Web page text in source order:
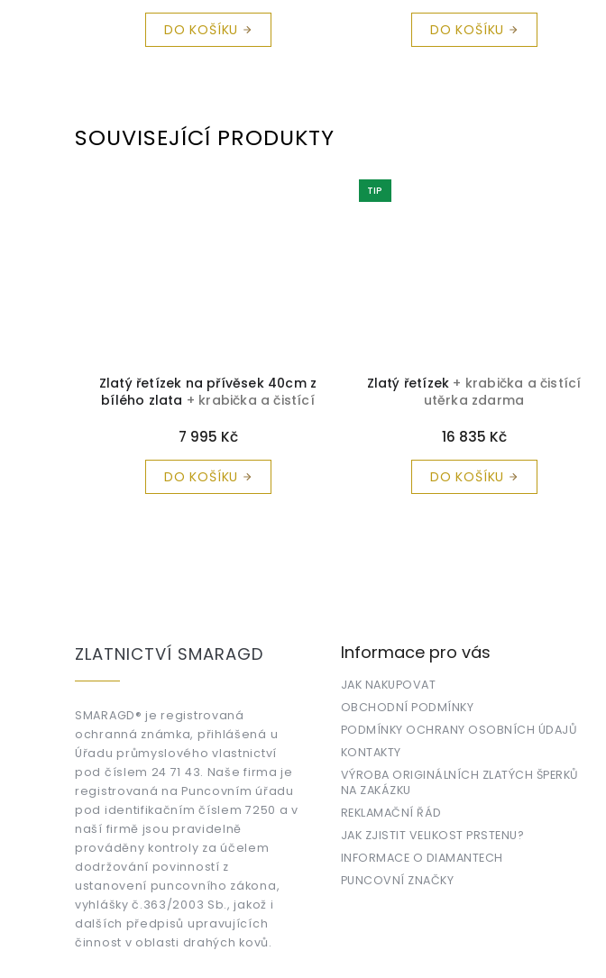
DO KOŠÍKU DO KOŠÍKU
SOUVISEJÍCÍ PRODUKTY
Zlatý řetízek na přívěsek 40cm z
bílého zlata + krabička a čistící
7 995 Kč
DO KOŠÍKU
TIP
Zlatý řetízek + krabička a čistící
utěrka zdarma
16 835 Kč
DO KOŠÍKU
ZLATNICTVÍ SMARAGD
SMARAGD® je registrovaná
ochranná známka, přihlášená u
Úřadu průmyslového vlastnictví
pod číslem 24 71 43. Naše firma je
registrovaná na Puncovním úřadu
pod identifikačním číslem 7250 a v
naší firmě jsou pravidelně
prováděny kontroly za účelem
dodržování povinností z
ustanovení puncovního zákona,
vyhlášky č.363/2003 Sb., jakož i
dalších předpisů upravujících
činnost v oblasti drahých kovů.
Informace pro vás
JAK NAKUPOVAT
OBCHODNÍ PODMÍNKY
PODMÍNKY OCHRANY OSOBNÍCH ÚDAJŮ
KONTAKTY
VÝROBA ORIGINÁLNÍCH ZLATÝCH ŠPERKŮ
NA ZAKÁZKU
REKLAMAČNÍ ŘÁD
JAK ZJISTIT VELIKOST PRSTENU?
INFORMACE O DIAMANTECH
PUNCOVNÍ ZNAČKY